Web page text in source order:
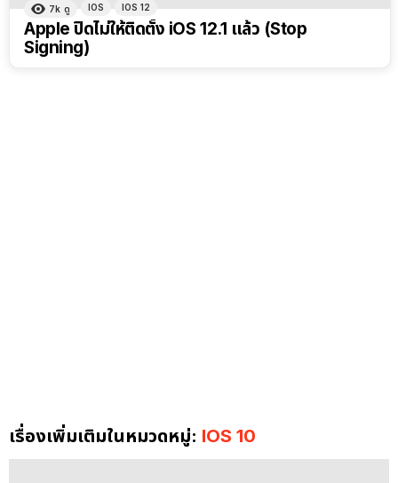
7k ดู IOS IOS 12
Apple ปิดไม่ให้ติดตั้ง iOS 12.1 แล้ว (Stop
Signing)
เรื่องเพิ่มเติมในหมวดหมู่: IOS 10